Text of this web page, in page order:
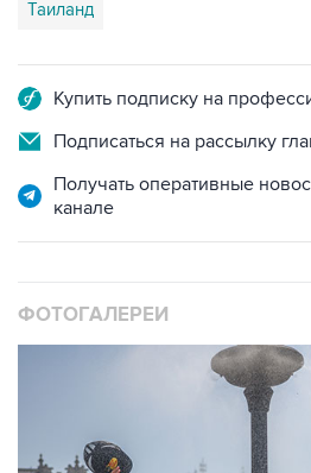
Таиланд
Купить подписку на
Подписаться на рассылку
Получать оперативные
канале
ФОТОГАЛЕРЕИ